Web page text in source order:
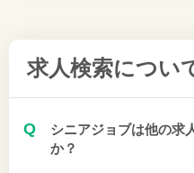
求人検索につい
Q
シニアジョブは他の求
か？